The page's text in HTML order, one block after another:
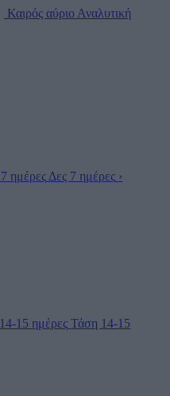
Καιρός αύριο Αναλυτική
7 ημέρες Δες 7 ημέρες ›
14-15 ημέρες Τάση 14-15